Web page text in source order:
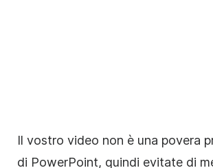
Il vostro video non è una povera
di PowerPoint, quindi evitate di